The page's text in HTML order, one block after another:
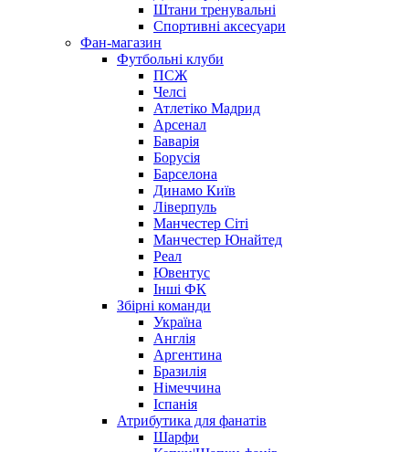
Штани тренувальні
Спортивні аксесуари
Фан-магазин
Футбольні клуби
ПСЖ
Челсі
Атлетіко Мадрид
Арсенал
Баварія
Борусія
Барселона
Динамо Київ
Ліверпуль
Манчестер Сіті
Манчестер Юнайтед
Реал
Ювентус
Інші ФК
Збірні команди
Україна
Англія
Аргентина
Бразилія
Німеччина
Іспанія
Атрибутика для фанатів
Шарфи